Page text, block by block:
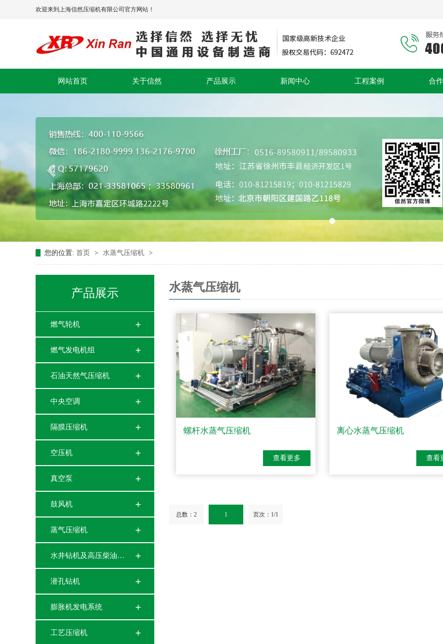
欢迎来到上海信然压缩机有限公司官方网站！
网站首页 关于信然 产品展示 新闻中心 工程案例 合
您的位置: 首页 > 水蒸气压缩机 >
产品展示
燃气轮机
燃气发电机组
石油天然气压缩机
中央空调
隔膜压缩机
空压机
真空泵
鼓风机
蒸气压缩机
水井钻机及高压柴油…
潜孔钻机
膨胀机发电系统
工艺压缩机
水蒸气压缩机
螺杆水蒸气压缩机
查看更多
离心水蒸气压缩机
查看
总数：2 1 页次：1/1